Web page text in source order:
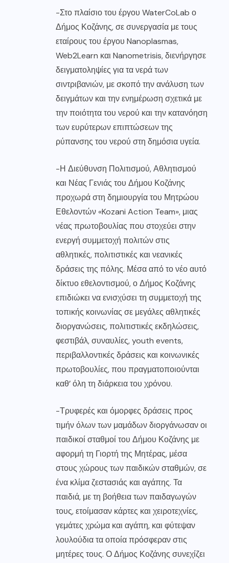
-Στο πλαίσιο του έργου WaterCoLab ο
Δήμος Κοζάνης, σε συνεργασία με τους
εταίρους του έργου Nanoplasmas,
Web2Learn και Nanometrisis, διενήργησε
δειγματοληψίες για τα νερά των
σιντριβανιών, με σκοπό την ανάλυση των
δειγμάτων και την ενημέρωση σχετικά με
την ποιότητα του νερού και την κατανόηση
των ευρύτερων επιπτώσεων της
ρύπανσης του νερού στη δημόσια υγεία.
-Η Διεύθυνση Πολιτισμού, Αθλητισμού
και Νέας Γενιάς του Δήμου Κοζάνης
προχωρά στη δημιουργία του Μητρώου
Εθελοντών «Kozani Action Team», μιας
νέας πρωτοβουλίας που στοχεύει στην
ενεργή συμμετοχή πολιτών στις
αθλητικές, πολιτιστικές και νεανικές
δράσεις της πόλης. Μέσα από το νέο αυτό
δίκτυο εθελοντισμού, ο Δήμος Κοζάνης
επιδιώκει να ενισχύσει τη συμμετοχή της
τοπικής κοινωνίας σε μεγάλες αθλητικές
διοργανώσεις, πολιτιστικές εκδηλώσεις,
φεστιβάλ, συναυλίες, youth events,
περιβαλλοντικές δράσεις και κοινωνικές
πρωτοβουλίες, που πραγματοποιούνται
καθ’ όλη τη διάρκεια του χρόνου.
-Τρυφερές και όμορφες δράσεις προς
τιμήν όλων των μαμάδων διοργάνωσαν οι
παιδικοί σταθμοί του Δήμου Κοζάνης με
αφορμή τη Γιορτή της Μητέρας, μέσα
στους χώρους των παιδικών σταθμών, σε
ένα κλίμα ζεστασιάς και αγάπης. Τα
παιδιά, με τη βοήθεια των παιδαγωγών
τους, ετοίμασαν κάρτες και χειροτεχνίες,
γεμάτες χρώμα και αγάπη, και φύτεψαν
λουλούδια τα οποία πρόσφεραν στις
μητέρες τους. Ο Δήμος Κοζάνης συνεχίζει